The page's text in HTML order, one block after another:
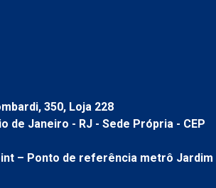
350, Loja 228
de Janeiro - RJ - Sede Própria - CEP
– Ponto de referência metrô Jardim